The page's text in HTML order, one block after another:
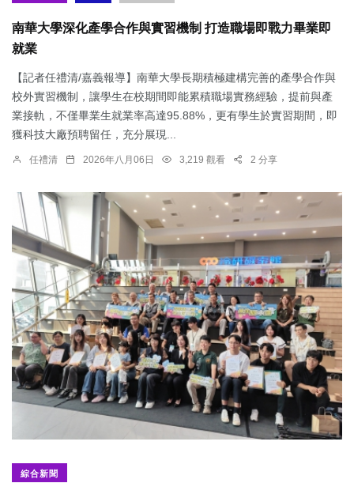
南華大學深化產學合作與實習機制 打造職場即戰力畢業即
就業
【記者任禮清/嘉義報導】南華大學長期積極建構完善的產學合作與
校外實習機制，讓學生在校期間即能累積職場實務經驗，提前與產
業接軌，不僅畢業生就業率高達95.88%，更有學生於實習期間，即
獲科技大廠預聘留任，充分展現...
任禮清 2026年八月06日 3,219 觀看 2 分享
綜合新聞